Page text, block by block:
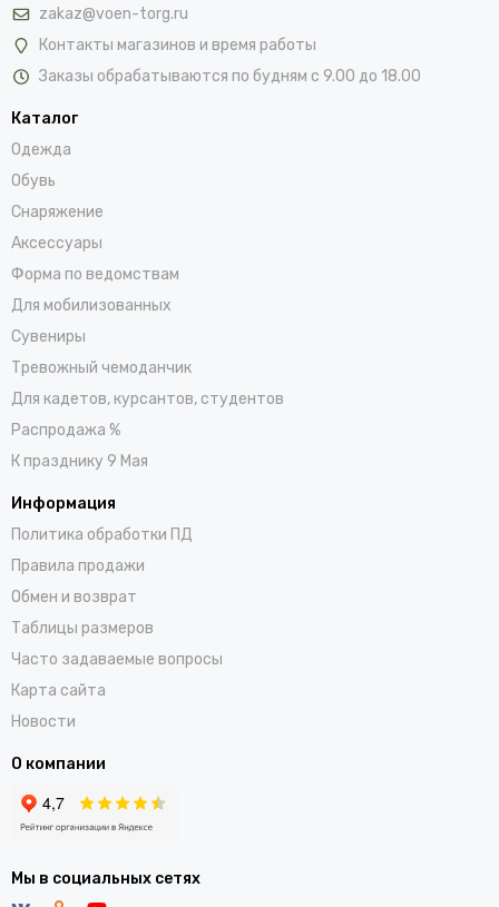
zakaz@voen-torg.ru
Контакты магазинов и время работы
Заказы обрабатываются по будням с 9.00 до 18.00
Каталог
Одежда
Обувь
Снаряжение
Аксессуары
Форма по ведомствам
Для мобилизованных
Сувениры
Тревожный чемоданчик
Для кадетов, курсантов, студентов
Распродажа %
К празднику 9 Мая
Информация
Политика обработки ПД
Правила продажи
Обмен и возврат
Таблицы размеров
Часто задаваемые вопросы
Карта сайта
Новости
О компании
Мы в социальных сетях